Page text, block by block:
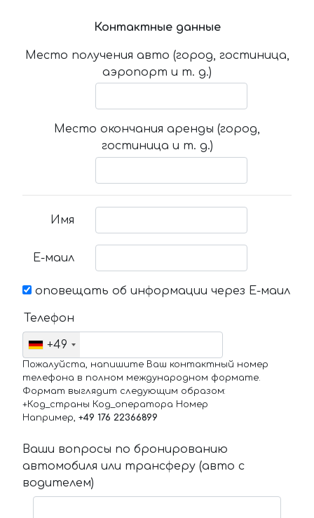
Контактные данные
Место получения авто (город, гостиница,
аэропорт и т. д.)
Место окончания аренды (город,
гостиница и т. д.)
Имя
Е-маил
оповещать об информации через Е-маил
Телефон
+49
Пожалуйста, напишите Ваш контактный номер
телефона в полном международном формате.
Формат выглядит следующим образом:
+Код_страны Код_оператора Номер
Например, +49 176 22366899
Ваши вопросы по бронированию
автомобиля или трансферу (авто с
водителем)